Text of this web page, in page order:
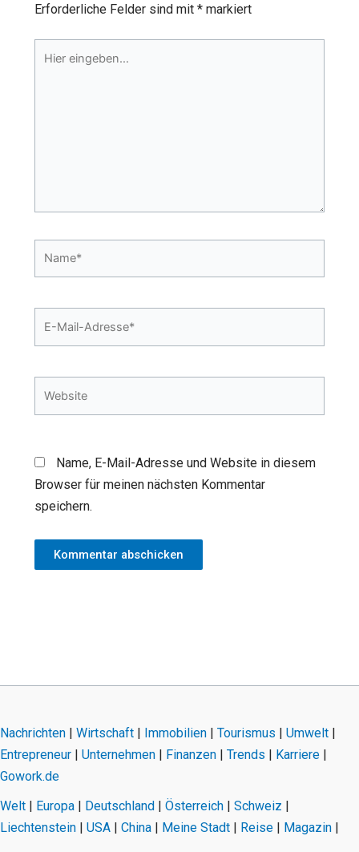
Erforderliche Felder sind mit *markiert
Name, E-Mail-Adresse und Website in diesem
Browser für meinen nächsten Kommentar
speichern.
Nachrichten | Wirtschaft | Immobilien | Tourismus | Umwelt |
Entrepreneur | Unternehmen | Finanzen | Trends | Karriere |
Gowork.de
Welt | Europa | Deutschland | Österreich | Schweiz |
Liechtenstein | USA | China | Meine Stadt | Reise | Magazin |